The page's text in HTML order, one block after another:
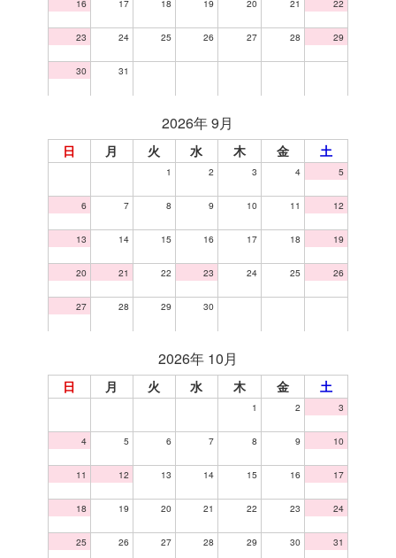
16 17 18 19 20 21 22
23 24 25 26 27 28 29
30 31
2026年 9月
日 月 火 水 木 金 土
1 2 3 4 5
6 7 8 9 10 11 12
13 14 15 16 17 18 19
20 21 22 23 24 25 26
27 28 29 30
2026年 10月
日 月 火 水 木 金 土
1 2 3
4 5 6 7 8 9 10
11 12 13 14 15 16 17
18 19 20 21 22 23 24
25 26 27 28 29 30 31